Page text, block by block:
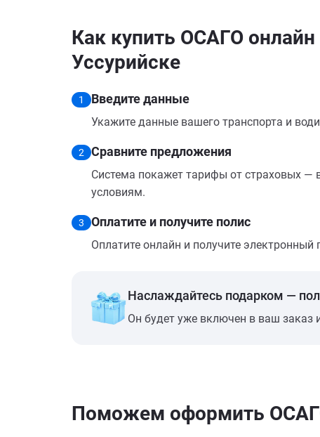
Как купить ОСАГО
Уссурийске
1 Введите данные
Укажите данные вашего транспорта и
2 Сравните предложения
Система покажет тарифы от страховых —
условиям.
3 Оплатите и получите полис
Оплатите онлайн и получите электронный
Наслаждайтесь подарком —
Он будет уже включен в ваш заказ
Поможем оформить